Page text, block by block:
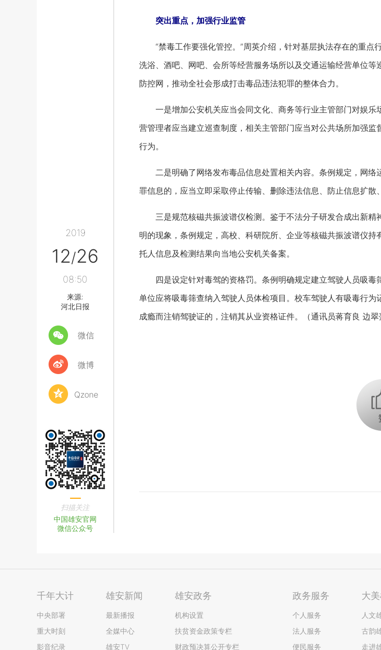
2019
12/26
08:50
来源:
河北日报
微信
微博
Qzone
扫描关注
中国雄安官网
微信公众号
突出重点，加强行业监管
“禁毒工作要强化管控。”周英介绍，针对基层执法存在的重点
洗浴、酒吧、网吧、会所等经营服务场所以及交通运输经营单位
防控网，推动全社会形成打击毒品违法犯罪的整体合力。
一是增加公安机关应当会同文化、商务等行业主管部门对娱乐
营管理者应当建立巡查制度，相关主管部门应当对公共场所加强
行为。
二是明确了网络发布毒品信息处置相关内容。条例规定，网络
罪信息的，应当立即采取停止传输、删除违法信息、防止信息扩散
三是规范核磁共振波谱仪检测。鉴于不法分子研发合成出新精
明的现象，条例规定，高校、科研院所、企业等核磁共振波谱仪
托人信息及检测结果向当地公安机关备案。
四是设定针对毒驾的资格罚。条例明确规定建立驾驶人员吸毒
单位应将吸毒筛查纳入驾驶人员体检项目。校车驾驶人有吸毒行
成瘾而注销驾驶证的，注销其从业资格证件。（通讯员蒋育良 边翠
千年大计
中央部署
重大时刻
影音纪录
雄安新闻
最新播报
全媒中心
雄安TV
雄安政务
机构设置
扶贫资金政策专栏
财政预决算公开专栏
政务服务
个人服务
法人服务
便民服务
大
人文
古韵
走进